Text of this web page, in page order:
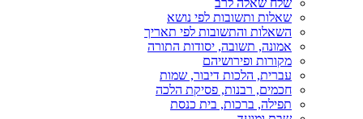
שלח שאלה לרב
שאלות ותשובות לפי נושא
השאלות והתשובות לפי תאריך
אמונה, תשובה, יסודות התורה
מקורות ופירושיהם
עברית, הלכות דיבור, שמות
חכמים, רבנות, פסיקת הלכה
תפילה, ברכות, בית כנסת